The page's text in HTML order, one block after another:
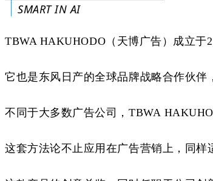
SMART IN AI
TBWA HAKUHODO（天博广告）成立于
它也是东风日产的全球品牌战略合作伙伴
不同于大多数广告公司， TBWA
这套方法论不止应用在广告营销上，同样